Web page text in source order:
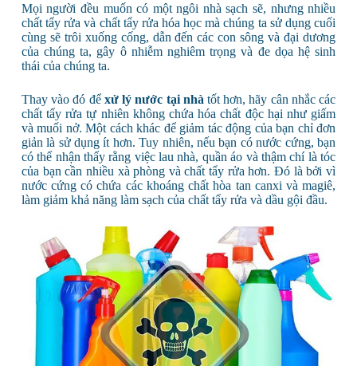
Mọi người đều muốn có một ngôi nhà sạch sẽ, nhưng nhiều
chất tẩy rửa và chất tẩy rửa hóa học mà chúng ta sử dụng cuối
cùng sẽ trôi xuống cống, dẫn đến các con sông và đại dương
của chúng ta, gây ô nhiễm nghiêm trọng và đe dọa hệ sinh
thái của chúng ta.
Thay vào đó để xử lý nước tại nhà tốt hơn, hãy cân nhắc các
chất tẩy rửa tự nhiên không chứa hóa chất độc hại như giấm
và muối nở. Một cách khác để giảm tác động của bạn chỉ đơn
giản là sử dụng ít hơn. Tuy nhiên, nếu bạn có nước cứng, bạn
có thể nhận thấy rằng việc lau nhà, quần áo và thậm chí là tóc
của bạn cần nhiều xà phòng và chất tẩy rửa hơn. Đó là bởi vì
nước cứng có chứa các khoáng chất hòa tan canxi và magiê,
làm giảm khả năng làm sạch của chất tẩy rửa và dầu gội đầu.